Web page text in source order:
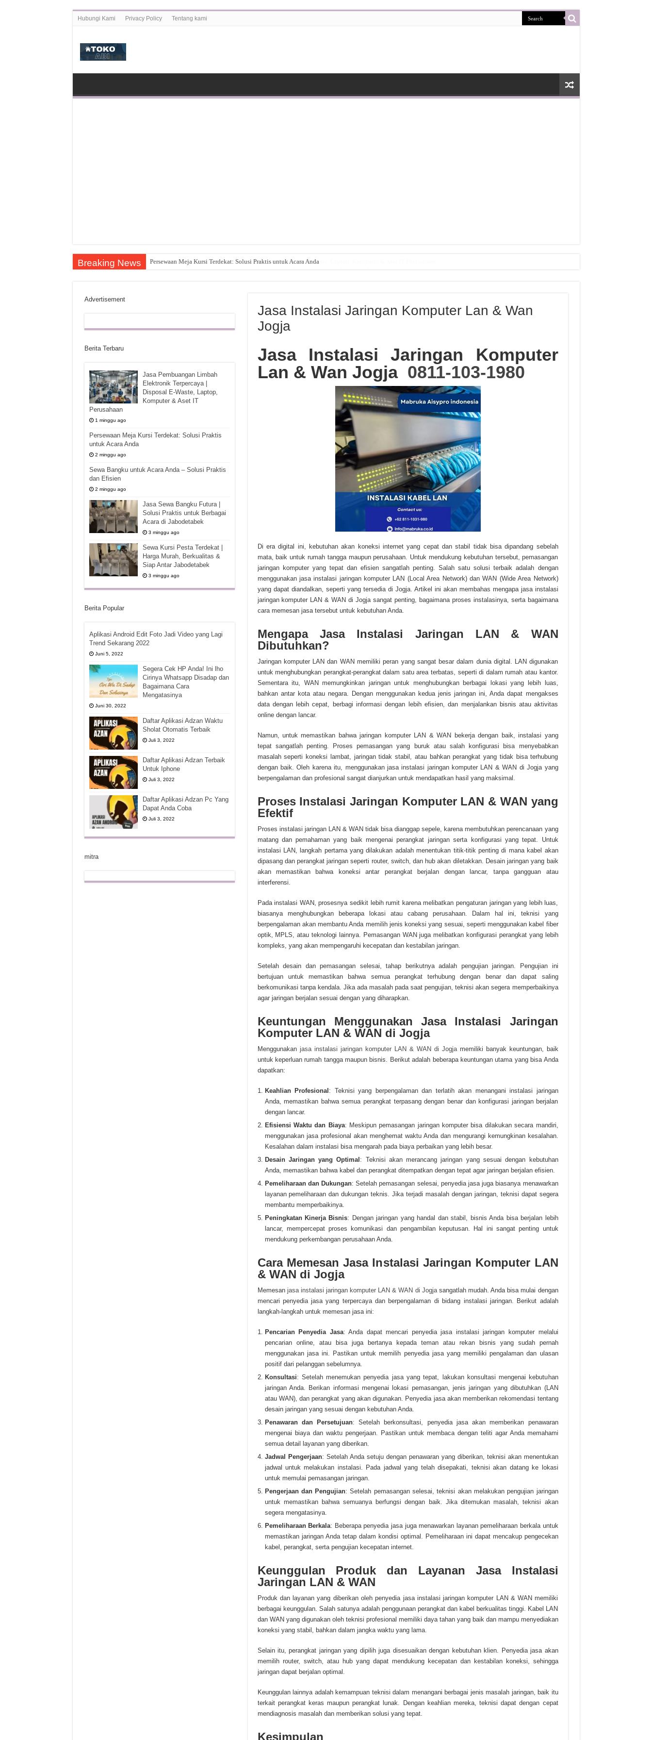
Hubungi Kami Privacy Policy Tentang kami
Breaking News Persewaan Meja Kursi Terdekat: Solusi Praktis untuk Acara Anda
Jasa Instalasi Jaringan Komputer Lan & Wan
Jogja
Jasa Instalasi Jaringan Komputer
Lan & Wan Jogja 0811-103-1980
Di era digital ini, kebutuhan akan koneksi internet yang cepat dan stabil tidak bisa dipandang sebelah
mata, baik untuk rumah tangga maupun perusahaan. Untuk mendukung kebutuhan tersebut, pemasangan
jaringan komputer yang tepat dan efisien sangatlah penting. Salah satu solusi terbaik adalah dengan
menggunakan jasa instalasi jaringan komputer LAN (Local Area Network) dan WAN (Wide Area Network)
yang dapat diandalkan, seperti yang tersedia di Jogja. Artikel ini akan membahas mengapa jasa instalasi
jaringan komputer LAN & WAN di Jogja sangat penting, bagaimana proses instalasinya, serta bagaimana
cara memesan jasa tersebut untuk kebutuhan Anda.
Mengapa Jasa Instalasi Jaringan LAN & WAN
Dibutuhkan?
Jaringan komputer LAN dan WAN memiliki peran yang sangat besar dalam dunia digital. LAN digunakan
untuk menghubungkan perangkat-perangkat dalam satu area terbatas, seperti di dalam rumah atau kantor.
Sementara itu, WAN memungkinkan jaringan untuk menghubungkan berbagai lokasi yang lebih luas,
bahkan antar kota atau negara. Dengan menggunakan kedua jenis jaringan ini, Anda dapat mengakses
data dengan lebih cepat, berbagi informasi dengan lebih efisien, dan menjalankan bisnis atau aktivitas
online dengan lancar.
Namun, untuk memastikan bahwa jaringan komputer LAN & WAN bekerja dengan baik, instalasi yang
tepat sangatlah penting. Proses pemasangan yang buruk atau salah konfigurasi bisa menyebabkan
masalah seperti koneksi lambat, jaringan tidak stabil, atau bahkan perangkat yang tidak bisa terhubung
dengan baik. Oleh karena itu, menggunakan jasa instalasi jaringan komputer LAN & WAN di Jogja yang
berpengalaman dan profesional sangat dianjurkan untuk mendapatkan hasil yang maksimal.
Proses Instalasi Jaringan Komputer LAN & WAN yang
Efektif
Proses instalasi jaringan LAN & WAN tidak bisa dianggap sepele, karena membutuhkan perencanaan yang
matang dan pemahaman yang baik mengenai perangkat jaringan serta konfigurasi yang tepat. Untuk
instalasi LAN, langkah pertama yang dilakukan adalah menentukan titik-titik penting di mana kabel akan
dipasang dan perangkat jaringan seperti router, switch, dan hub akan diletakkan. Desain jaringan yang baik
akan memastikan bahwa koneksi antar perangkat berjalan dengan lancar, tanpa gangguan atau
interferensi.
Pada instalasi WAN, prosesnya sedikit lebih rumit karena melibatkan pengaturan jaringan yang lebih luas,
biasanya menghubungkan beberapa lokasi atau cabang perusahaan. Dalam hal ini, teknisi yang
berpengalaman akan membantu Anda memilih jenis koneksi yang sesuai, seperti menggunakan kabel fiber
optik, MPLS, atau teknologi lainnya. Pemasangan WAN juga melibatkan konfigurasi perangkat yang lebih
kompleks, yang akan mempengaruhi kecepatan dan kestabilan jaringan.
Setelah desain dan pemasangan selesai, tahap berikutnya adalah pengujian jaringan. Pengujian ini
bertujuan untuk memastikan bahwa semua perangkat terhubung dengan benar dan dapat saling
berkomunikasi tanpa kendala. Jika ada masalah pada saat pengujian, teknisi akan segera memperbaikinya
agar jaringan berjalan sesuai dengan yang diharapkan.
Keuntungan Menggunakan Jasa Instalasi Jaringan
Komputer LAN & WAN di Jogja
Menggunakanjasa instalasi jaringan komputer LAN & WAN di Jogjamemiliki banyak keuntungan, baik
untuk keperluan rumah tangga maupun bisnis. Berikut adalah beberapa keuntungan utama yang bisa Anda
dapatkan:
Keahlian Profesional : Teknisi yang berpengalaman dan terlatih akan menangani instalasi jaringan
Anda, memastikan bahwa semua perangkat terpasang dengan benar dan konfigurasi jaringan berjalan
dengan lancar.
Efisiensi Waktu dan Biaya: Meskipun pemasangan jaringan komputer bisa dilakukan secara mandiri,
menggunakan jasa profesional akan menghemat waktu Anda dan mengurangi kemungkinan kesalahan.
Kesalahan dalam instalasi bisa mengarah pada biaya perbaikan yang lebih besar.
Desain Jaringan yang Optimal : Teknisi akan merancang jaringan yang sesuai dengan kebutuhan
Anda, memastikan bahwa kabel dan perangkat ditempatkan dengan tepat agar jaringan berjalan efisien.
Pemeliharaan dan Dukungan: Setelah pemasangan selesai, penyedia jasa juga biasanya menawarkan
layanan pemeliharaan dan dukungan teknis. Jika terjadi masalah dengan jaringan, teknisi dapat segera
membantu memperbaikinya.
Peningkatan Kinerja Bisnis: Dengan jaringan yang handal dan stabil, bisnis Anda bisa berjalan lebih
lancar, mempercepat proses komunikasi dan pengambilan keputusan. Hal ini sangat penting untuk
mendukung perkembangan perusahaan Anda.
Cara Memesan Jasa Instalasi Jaringan Komputer LAN
& WAN di Jogja
Memesanjasa instalasi jaringan komputer LAN & WAN di Jogjasangatlah mudah. Anda bisa mulai dengan
mencari penyedia jasa yang terpercaya dan berpengalaman di bidang instalasi jaringan. Berikut adalah
langkah-langkah untuk memesan jasa ini:
Pencarian Penyedia Jasa: Anda dapat mencari penyedia jasa instalasi jaringan komputer melalui
pencarian online, atau bisa juga bertanya kepada teman atau rekan bisnis yang sudah pernah
menggunakan jasa ini. Pastikan untuk memilih penyedia jasa yang memiliki pengalaman dan ulasan
positif dari pelanggan sebelumnya.
Konsultasi: Setelah menemukan penyedia jasa yang tepat, lakukan konsultasi mengenai kebutuhan
jaringan Anda. Berikan informasi mengenai lokasi pemasangan, jenis jaringan yang dibutuhkan (LAN
atau WAN), dan perangkat yang akan digunakan. Penyedia jasa akan memberikan rekomendasi tentang
desain jaringan yang sesuai dengan kebutuhan Anda.
Penawaran dan Persetujuan: Setelah berkonsultasi, penyedia jasa akan memberikan penawaran
mengenai biaya dan waktu pengerjaan. Pastikan untuk membaca dengan teliti agar Anda memahami
semua detail layanan yang diberikan.
Jadwal Pengerjaan: Setelah Anda setuju dengan penawaran yang diberikan, teknisi akan menentukan
jadwal untuk melakukan instalasi. Pada jadwal yang telah disepakati, teknisi akan datang ke lokasi
untuk memulai pemasangan jaringan.
Pengerjaan dan Pengujian: Setelah pemasangan selesai, teknisi akan melakukan pengujian jaringan
untuk memastikan bahwa semuanya berfungsi dengan baik. Jika ditemukan masalah, teknisi akan
segera mengatasinya.
Pemeliharaan Berkala: Beberapa penyedia jasa juga menawarkan layanan pemeliharaan berkala untuk
memastikan jaringan Anda tetap dalam kondisi optimal. Pemeliharaan ini dapat mencakup pengecekan
kabel, perangkat, serta pengujian kecepatan internet.
Keunggulan Produk dan Layanan Jasa Instalasi
Jaringan LAN & WAN
Produk dan layanan yang diberikan oleh penyedia jasa instalasi jaringan komputer LAN & WAN memiliki
berbagai keunggulan. Salah satunya adalah penggunaan perangkat dan kabel berkualitas tinggi. Kabel LAN
dan WAN yang digunakan oleh teknisi profesional memiliki daya tahan yang baik dan mampu menyediakan
koneksi yang stabil, bahkan dalam jangka waktu yang lama.
Selain itu, perangkat jaringan yang dipilih juga disesuaikan dengan kebutuhan klien. Penyedia jasa akan
memilih router, switch, atau hub yang dapat mendukung kecepatan dan kestabilan koneksi, sehingga
jaringan dapat berjalan optimal.
Keunggulan lainnya adalah kemampuan teknisi dalam menangani berbagai jenis masalah jaringan, baik itu
terkait perangkat keras maupun perangkat lunak. Dengan keahlian mereka, teknisi dapat dengan cepat
mendiagnosis masalah dan memberikan solusi yang tepat.
Kesimpulan
Advertisement
Berita Terbaru
Jasa Pembuangan Limbah
Elektronik Terpercaya |
Disposal E-Waste, Laptop,
Komputer & Aset IT
Perusahaan
1 minggu ago
Persewaan Meja Kursi Terdekat: Solusi Praktis
untuk Acara Anda
2 minggu ago
Sewa Bangku untuk Acara Anda – Solusi Praktis
dan Efisien
2 minggu ago
Jasa Sewa Bangku Futura |
Solusi Praktis untuk Berbagai
Acara di Jabodetabek
3 minggu ago
Sewa Kursi Pesta Terdekat |
Harga Murah, Berkualitas &
Siap Antar Jabodetabek
3 minggu ago
Berita Popular
Aplikasi Android Edit Foto Jadi Video yang Lagi
Trend Sekarang 2022
Juni 5, 2022
Segera Cek HP Anda! Ini lho
Cirinya Whatsapp Disadap dan
Bagaimana Cara
Mengatasinya
Juni 30, 2022
Daftar Aplikasi Adzan Waktu
Sholat Otomatis Terbaik
Juli 3, 2022
Daftar Aplikasi Adzan Terbaik
Untuk Iphone
Juli 3, 2022
Daftar Aplikasi Adzan Pc Yang
Dapat Anda Coba
Juli 3, 2022
mitra